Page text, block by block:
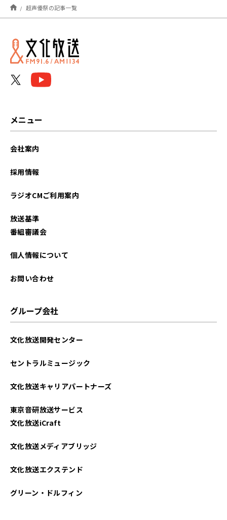
2021年03月
超声優祭の記事一覧
メニュー
会社案内
採用情報
ラジオCMご利用案内
放送基準
番組審議会
個人情報について
お問い合わせ
グループ会社
文化放送開発センター
セントラルミュージック
文化放送キャリアパートナーズ
東京音研放送サービス
文化放送iCraft
文化放送メディアブリッジ
文化放送エクステンド
グリーン・ドルフィン